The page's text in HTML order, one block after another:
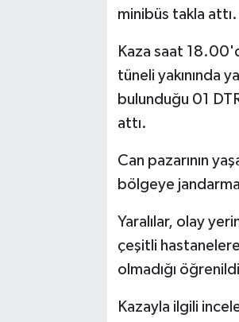
minibüs takla attı.
Kaza saat
tüneli yakınında
bulunduğu 01
attı.
Can pazarının
bölgeye
Yaralılar, olay
çeşitli hastanelere
olmadığı
Kazayla ilgili